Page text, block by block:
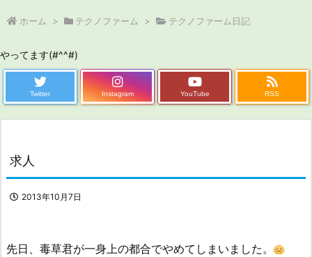
ホーム > テクノファーム > テクノファーム日記
やってます(#^^#)
Twitter Instagram YouTube RSS
求人
2013年10月7日
先日、毒草君が一身上の都合でやめてしまいました。